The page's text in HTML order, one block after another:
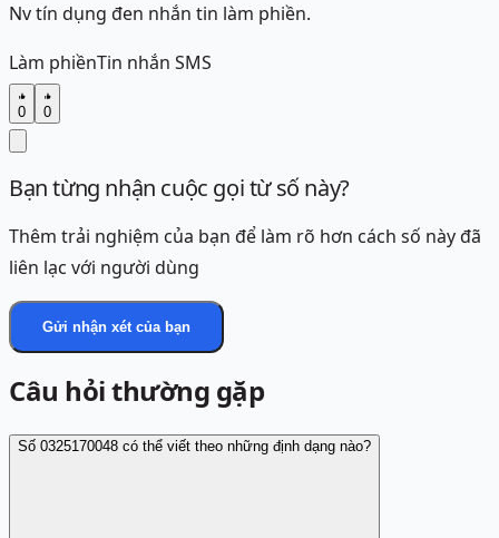
Nv tín dụng đen nhắn tin làm phiền.
Làm phiềnTin nhắn SMS
0 0
Bạn từng nhận cuộc gọi từ số này?
Thêm trải nghiệm của bạn để làm rõ hơn cách số này đã
liên lạc với người dùng
Gửi nhận xét của bạn
Câu hỏi thường gặp
Số 0325170048 có thể viết theo những định dạng nào?